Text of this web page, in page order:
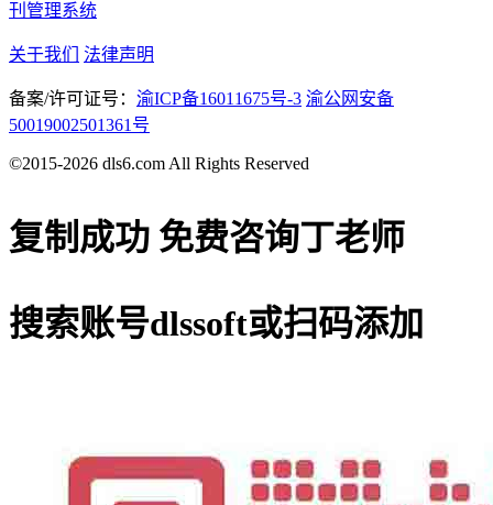
刊管理系统
关于我们 法律声明
备案/许可证号： 渝ICP备16011675号-3 渝公网安备
50019002501361号
©2015-2026 dls6.com All Rights Reserved
复制成功 免费咨询丁老师
搜索账号dlssoft或扫码添加